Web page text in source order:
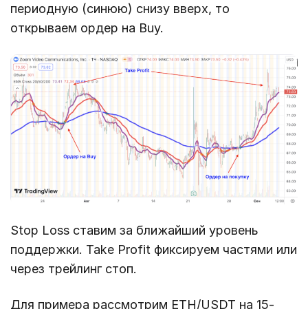
периодную (синюю) снизу вверх, то
открываем ордер на Buy.
Stop Loss ставим за ближайший уровень
поддержки. Take Profit фиксируем частями или
через трейлинг стоп.
Для примера рассмотрим ETH/USDT на 15-